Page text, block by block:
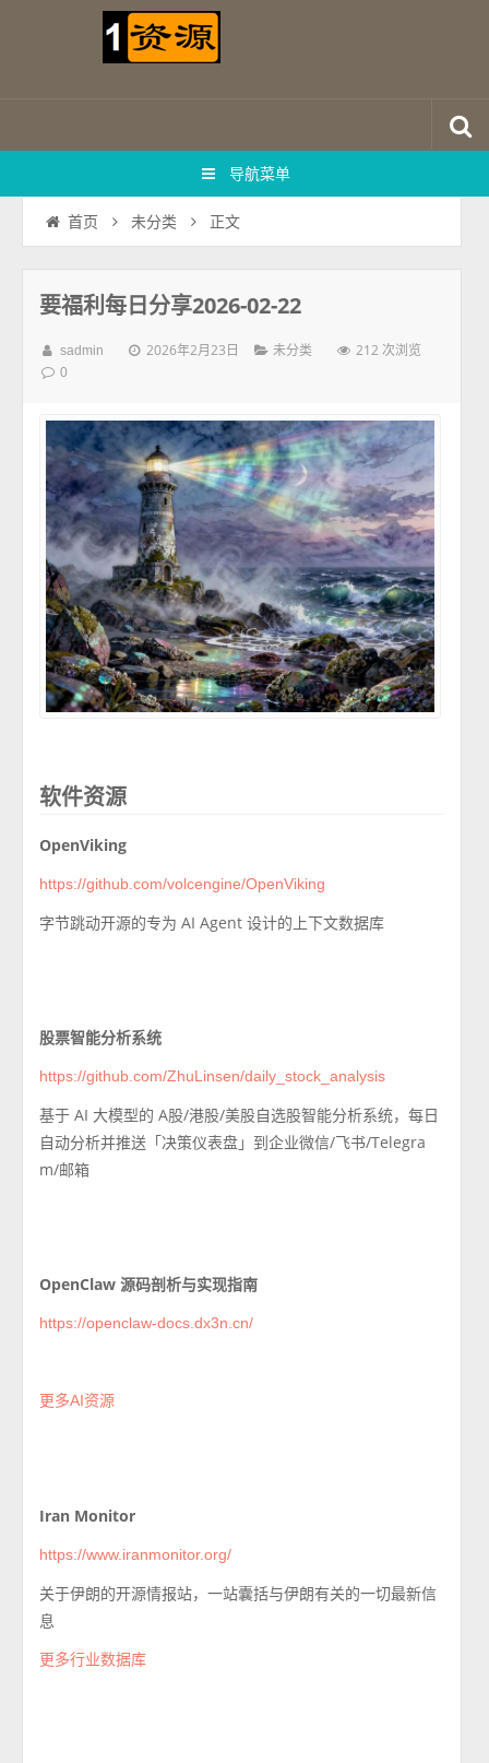
导航菜单
首页 未分类 正文
要福利每日分享2026-02-22
sadmin 2026年2月23日 未分类 212 次浏览
0
软件资源
OpenViking
https://github.com/volcengine/OpenViking
字节跳动开源的专为 AI Agent 设计的上下文数据库
股票智能分析系统
https://github.com/ZhuLinsen/daily_stock_analysis
基于 AI 大模型的 A股/港股/美股自选股智能分析系统，每日
自动分析并推送「决策仪表盘」到企业微信/飞书/Telegra
m/邮箱
OpenClaw 源码剖析与实现指南
https://openclaw-docs.dx3n.cn/
更多AI资源
Iran Monitor
https://www.iranmonitor.org/
关于伊朗的开源情报站，一站囊括与伊朗有关的一切最新信
息
更多行业数据库